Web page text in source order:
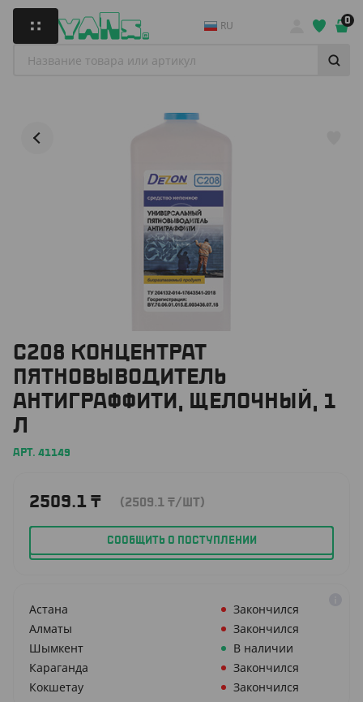
RU 0
С208 КОНЦЕНТРАТ
ПЯТНОВЫВОДИТЕЛЬ
АНТИГРАФФИТИ, ЩЕЛОЧНЫЙ, 1
Л
АРТ. 41149
2509.1 ₸ (2509.1 ₸/ШТ)
СООБЩИТЬ О ПОСТУПЛЕНИИ
Астана
Закончился
Алматы
Закончился
Шымкент
В наличии
Караганда
Закончился
Кокшетау
Закончился